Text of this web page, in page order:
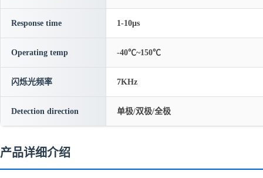
Response time 1-10μs
Operating temp -40℃~150℃
闪烁光频率 7KHz
Detection direction 单极/双极/全极
产品详细介绍